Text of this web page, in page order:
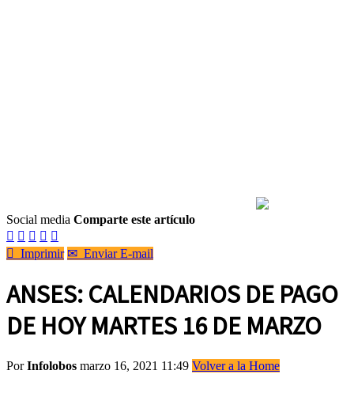
Social media Comparte este artículo
    
 Imprimir ✉ Enviar E-mail
ANSES: CALENDARIOS DE PAGO
DE HOY MARTES 16 DE MARZO
PorInfolobos marzo 16, 2021 11:49 Volver a la Home